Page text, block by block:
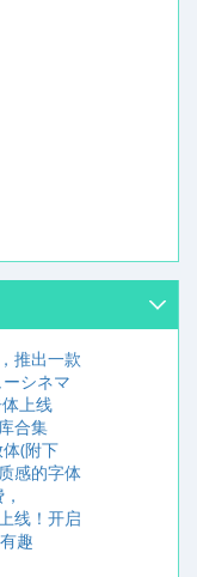
推出一款
シネマ
上线
合集
(附下
感的字体
线！开启
趣